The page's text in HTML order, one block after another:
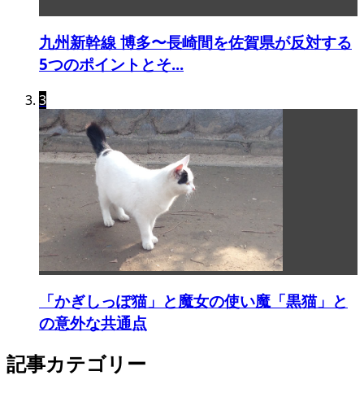
九州新幹線 博多〜長崎間を佐賀県が反対する
5つのポイントとそ...
3
「かぎしっぽ猫」と魔女の使い魔「黒猫」と
の意外な共通点
記事カテゴリー